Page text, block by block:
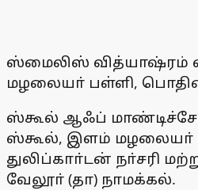
ஸ்மைலிஸ் வித்யாஷ்ரம்
மழலையா் பள்ளி,
ஸ்கூல் ஆஃப்
ஸ்கூல், இளம் மழலையா்
துலிப்காா்டன் நா்சரி
வேலூா் (தா) நாமக்கல்.